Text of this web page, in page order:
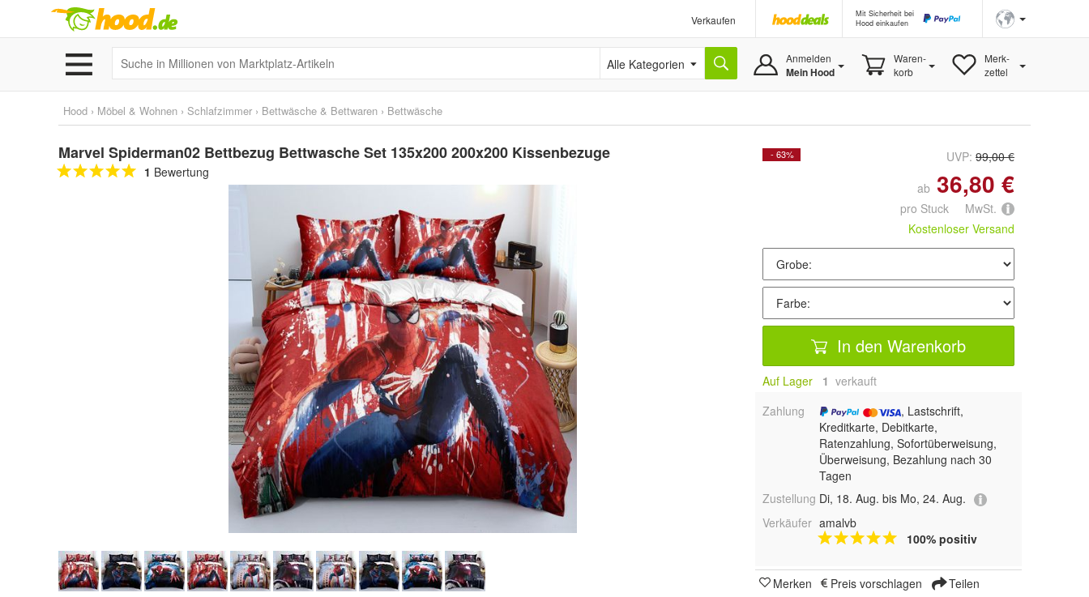
Verkaufen
Mit Sicherheit bei
Hood einkaufen
Alle Kategorien Anmelden
Mein Hood
Waren-
korb
Merk-
zettel
Hood › Möbel & Wohnen › Schlafzimmer › Bettwäsche & Bettwaren › Bettwäsche
Marvel Spiderman02 Bettbezug Bettwasche Set 135x200 200x200 Kissenbezuge
1 Bewertung
- 63% UVP: 99,00 €
ab 36,80 €
pro Stuck MwSt.
Kostenloser Versand
In den Warenkorb
Auf Lager 1 verkauft
Zahlung
, Lastschrift,
Kreditkarte, Debitkarte,
Ratenzahlung, Sofortüberweisung,
Überweisung, Bezahlung nach 30
Tagen
Zustellung Di, 18. Aug. bis Mo, 24. Aug.
Verkäufer amalvb
100% positiv
Merken Preis vorschlagen Teilen